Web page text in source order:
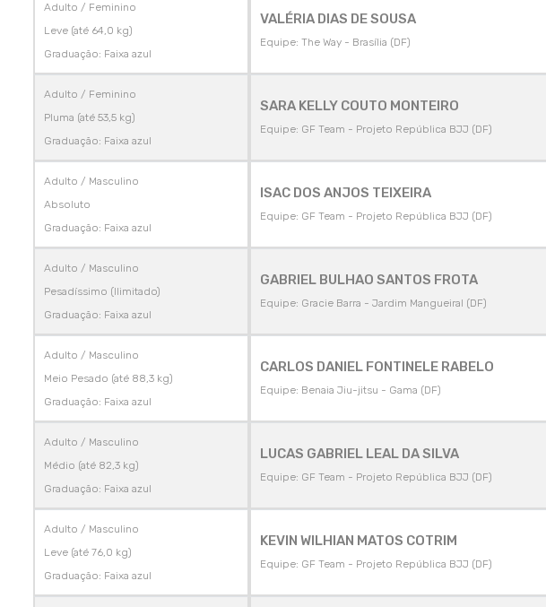
Adulto / Feminino
Leve (até 64,0 kg)
Graduação: Faixa azul
VALÉRIA DIAS DE SOUSA
Equipe: The Way - Brasília (DF)
Adulto / Feminino
Pluma (até 53,5 kg)
Graduação: Faixa azul
SARA KELLY COUTO MONTEIRO
Equipe: GF Team - Projeto República BJJ (DF)
Adulto / Masculino
Absoluto
Graduação: Faixa azul
ISAC DOS ANJOS TEIXEIRA
Equipe: GF Team - Projeto República BJJ (DF)
Adulto / Masculino
Pesadíssimo (Ilimitado)
Graduação: Faixa azul
GABRIEL BULHAO SANTOS FROTA
Equipe: Gracie Barra - Jardim Mangueiral (DF)
Adulto / Masculino
Meio Pesado (até 88,3 kg)
Graduação: Faixa azul
CARLOS DANIEL FONTINELE RABELO
Equipe: Benaia Jiu-jitsu - Gama (DF)
Adulto / Masculino
Médio (até 82,3 kg)
Graduação: Faixa azul
LUCAS GABRIEL LEAL DA SILVA
Equipe: GF Team - Projeto República BJJ (DF)
Adulto / Masculino
Leve (até 76,0 kg)
Graduação: Faixa azul
KEVIN WILHIAN MATOS COTRIM
Equipe: GF Team - Projeto República BJJ (DF)